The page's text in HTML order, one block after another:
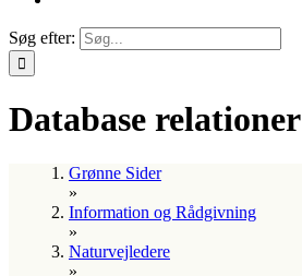
Søg efter:
Database relationer
Grønne Sider
»
Information og Rådgivning
»
Naturvejledere
»